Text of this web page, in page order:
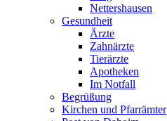
Nettershausen
Gesundheit
Ärzte
Zahnärzte
Tierärzte
Apotheken
Im Notfall
Begrüßung
Kirchen und Pfarrämter